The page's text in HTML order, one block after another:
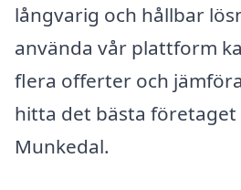
långvarig och hållbar
använda vår plattform
flera offerter och
hitta det bästa
Munkedal.